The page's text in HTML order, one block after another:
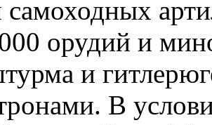
самоходных
орудий и
и
В